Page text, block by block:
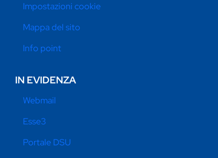
Impostazioni cookie
Mappa del sito
Info point
IN EVIDENZA
Webmail
Esse3
Portale DSU